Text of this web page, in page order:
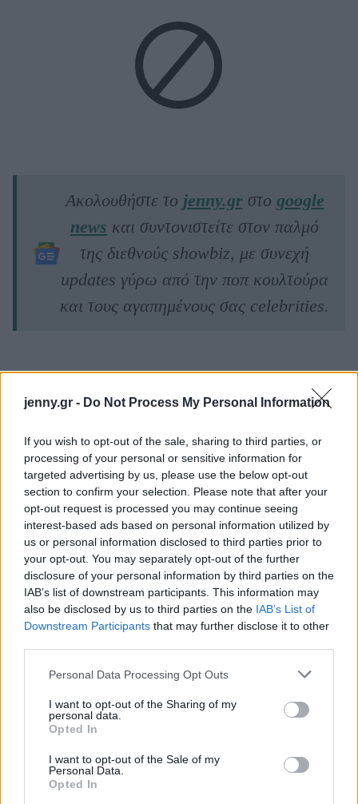
jenny.gr - Do Not Process My Personal Information
If you wish to opt-out of the sale, sharing to third parties, or
processing of your personal or sensitive information for
targeted advertising by us, please use the below opt-out
section to confirm your selection. Please note that after your
opt-out request is processed you may continue seeing
interest-based ads based on personal information utilized by
us or personal information disclosed to third parties prior to
your opt-out. You may separately opt-out of the further
disclosure of your personal information by third parties on the
IAB’s list of downstream participants. This information may
also be disclosed by us to third parties on the IAB’s List of
Downstream Participants that may further disclose it to other
Please note that this website/app uses one or more Google
not limited to your visit or usage behaviour. You may click to
grant or deny consent to Google and its third-party tags to
use your data for below specified purposes in below Google
consent section.
Personal Data Processing Opt Outs
I want to opt-out of the Sharing of my
personal data.
Opted In
I want to opt-out of the Sale of my
Personal Data.
Opted In
Ακολουθήστε το jenny.grστο google
news και συντονιστείτε στον παλμό
της διεθνούς showbiz, με συνεχή
updates γύρω από την ποπ κουλτούρα
και τους αγαπημένους σας celebrities.
ΔΙΑΒΑΖΟΝΤΑΙ ΤΩΡΑ
Οι μαμάκηδες του ζωδιακού: Αυτά τα ζώδια είναι
συνήθως κολλημένα στη μαμά τους
Τα 6 σημεία του σπιτιού που δεν χρειάζεται να
καθαρίζεις κάθε εβδομάδα
3-3-3 rule: Ο κανόνας που θα αλλάξει τον τρόπο
που ντύνεσαι